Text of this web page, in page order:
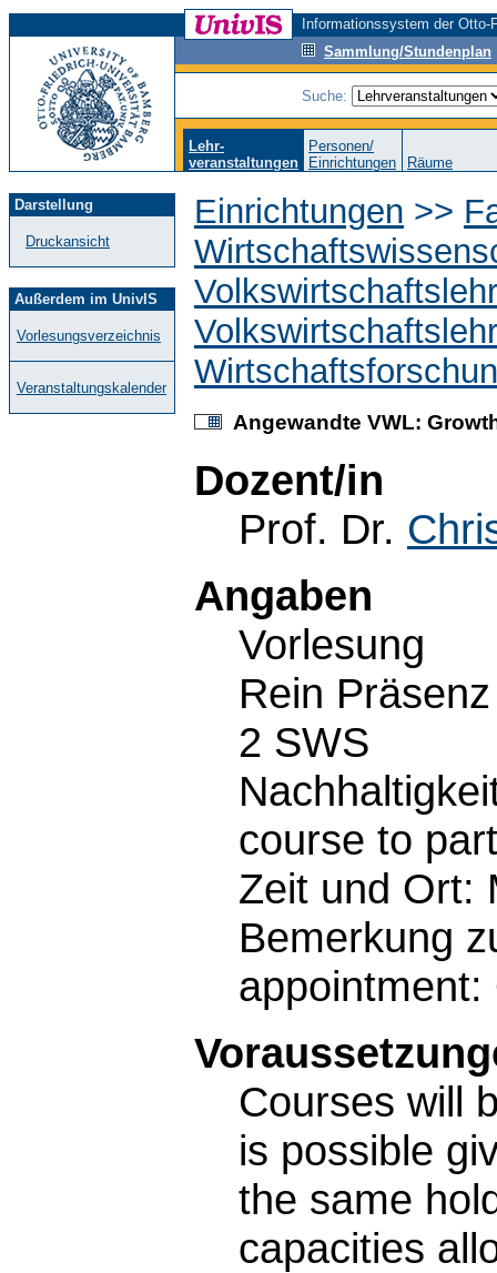
Informationssystem der
Sammlung/Stundenplan
Suche:
Lehr-
veranstaltungen
Personen/
Einrichtungen
Räume
Darstellung
Druckansicht
Außerdem im UnivIS
Vorlesungsverzeichnis
Veranstaltungskalender
Einrichtungen >>
Angewandte VWL:
Dozent/in
Prof. Dr.
Angaben
Vorlesung
Rein Präsenz
2 SWS
course to
Zeit und Ort:
Bemerkung
Courses will
is possible
the same
capacities